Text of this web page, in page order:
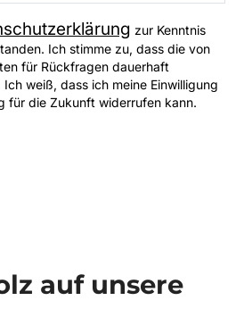
zur Kenntnis
Ich stimme zu, dass die von
für Rückfragen dauerhaft
weiß, dass ich meine Einwilligung
für die Zukunft widerrufen kann.
auf unsere